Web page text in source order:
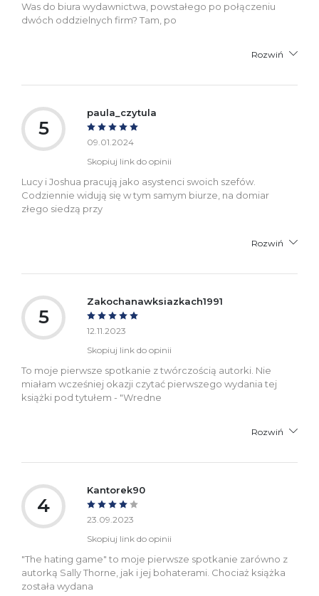
Was do biura wydawnictwa, powstałego po połączeniu
dwóch oddzielnych firm? Tam, po
Rozwiń
5
paula_czytula
09.01.2024
Skopiuj link do opinii
Lucy i Joshua pracują jako asystenci swoich szefów.
Codziennie widują się w tym samym biurze, na domiar
złego siedzą przy
Rozwiń
5
Zakochanawksiazkach1991
12.11.2023
Skopiuj link do opinii
To moje pierwsze spotkanie z twórczością autorki. Nie
miałam wcześniej okazji czytać pierwszego wydania tej
książki pod tytułem - "Wredne
Rozwiń
4
Kantorek90
23.09.2023
Skopiuj link do opinii
"The hating game" to moje pierwsze spotkanie zarówno z
autorką Sally Thorne, jak i jej bohaterami. Chociaż książka
została wydana